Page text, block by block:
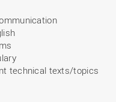
technical texts/topics